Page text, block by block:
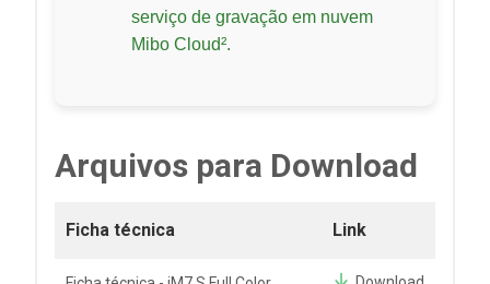
serviço de gravação em nuvem
Mibo Cloud².
Arquivos para Download
Ficha técnica Link